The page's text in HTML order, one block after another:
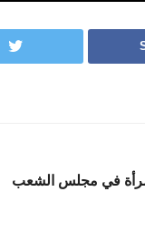
في مجلس الشعب